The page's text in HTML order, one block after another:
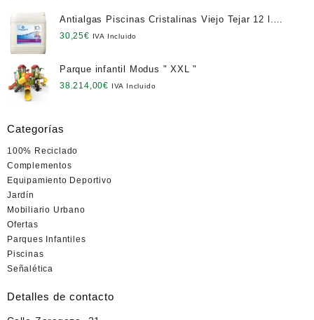
Antialgas Piscinas Cristalinas Viejo Tejar 12 l.
NETO
30,25€ IVA Incluido
Parque infantil Modus " XXL "
38.214,00€ IVA Incluido
Categorías
100% Reciclado
Complementos
Equipamiento Deportivo
Jardín
Mobiliario Urbano
Ofertas
Parques Infantiles
Piscinas
Señalética
Detalles de contacto